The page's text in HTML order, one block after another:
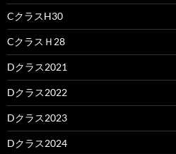
CクラスH30
CクラスＨ28
Dクラス2021
Dクラス2022
Dクラス2023
Dクラス2024